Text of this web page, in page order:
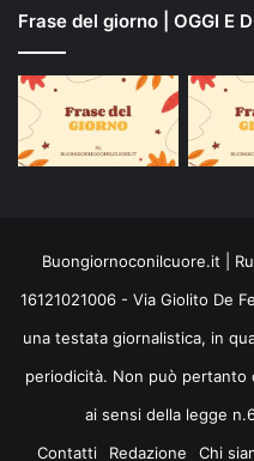
Frase del giorno | OGGI E
Buongiornoconilcuore.it |
16121021006 - Via Giolito De
una testata giornalistica, in
periodicità. Non può
ai sensi della legge
Contatti
Redazione Chi